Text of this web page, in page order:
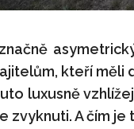
kteří měli
luxusně
zvyknuti. A čím